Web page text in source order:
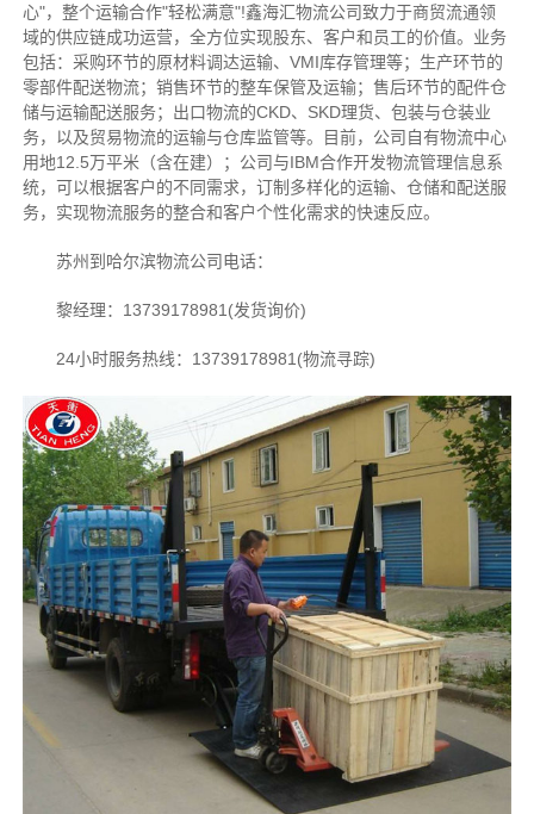
心"，整个运输合作"轻松满意"!鑫海汇物流公司致力于商贸流通领
域的供应链成功运营，全方位实现股东、客户和员工的价值。业务
包括：采购环节的原材料调达运输、VMI库存管理等；生产环节的
零部件配送物流；销售环节的整车保管及运输；售后环节的配件仓
储与运输配送服务；出口物流的CKD、SKD理货、包装与仓装业
务，以及贸易物流的运输与仓库监管等。目前，公司自有物流中心
用地12.5万平米（含在建）；公司与IBM合作开发物流管理信息系
统，可以根据客户的不同需求，订制多样化的运输、仓储和配送服
务，实现物流服务的整合和客户个性化需求的快速反应。
苏州到哈尔滨物流公司电话：
黎经理：13739178981(发货询价)
24小时服务热线：13739178981(物流寻踪)